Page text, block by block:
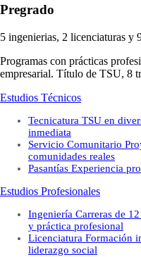
Pregrado
5 ingenierias, 2 licenciaturas y
Programas con prácticas
empresarial. Título de TSU, 8
Estudios Técnicos
Tecnicatura TSU en
inmediata
Servicio Comunitario
comunidades reales
Pasantías Experiencia
Estudios Profesionales
Ingeniería Carreras de
y práctica profesional
Licenciatura Formación
liderazgo social